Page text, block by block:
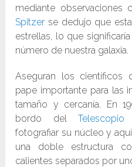
mediante
Spitzer se dedujo que
estrellas, lo que
número de nuestra galaxia.
Aseguran los científicos
pape importante para las
tamaño y cercanía. En
bordo del
fotografiar su núcleo y
una doble estructura
calientes separados por